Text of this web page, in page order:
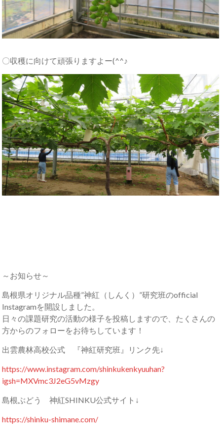
〇収穫に向けて頑張りますよー(^^♪
～お知らせ～
島根県オリジナル品種”神紅（しんく）”研究班のofficial
Instagramを開設しました。
日々の課題研究の活動の様子を投稿しますので、たくさんの
方からのフォローをお待ちしています！
出雲農林高校公式 『神紅研究班』リンク先↓
https://www.instagram.com/shinkukenkyuuhan?
igsh=MXVmc3J2eG5vMzgy
島根ぶどう 神紅SHINKU公式サイト↓
https://shinku-shimane.com/